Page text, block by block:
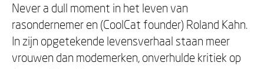
Never a dull moment in het leven van
rasondernemer en (CoolCat founder) Roland Kahn.
In zijn opgetekende levensverhaal staan meer
vrouwen dan modemerken, onverhulde kritiek op